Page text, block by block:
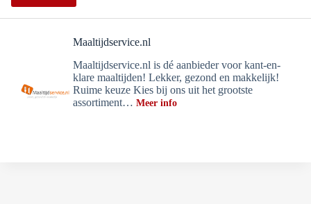
Maaltijdservice.nl
Maaltijdservice.nl is dé aanbieder voor kant-en-
klare maaltijden! Lekker, gezond en makkelijk!
Ruime keuze Kies bij ons uit het grootste
assortiment… Meer info